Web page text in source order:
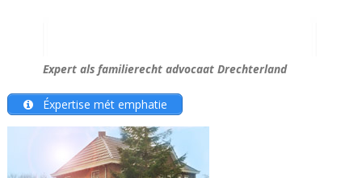
Expert als familierecht advocaat Drechterland
Éxpertise mét emphatie